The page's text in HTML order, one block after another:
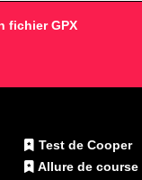
fichier GPX
Test de Cooper
Allure de course